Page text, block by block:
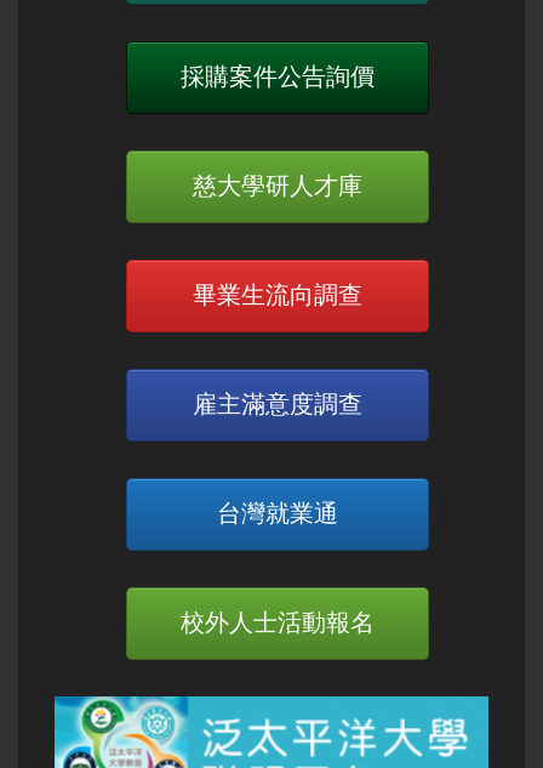
採購案件公告詢價
慈大學研人才庫
畢業生流向調查
雇主滿意度調查
台灣就業通
校外人士活動報名